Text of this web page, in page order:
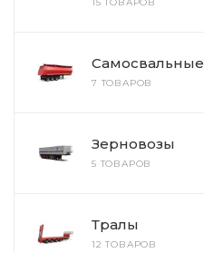
Самосвальные
7 ТОВАРОВ
Зерновозы
5 ТОВАРОВ
Тралы
12 ТОВАРОВ